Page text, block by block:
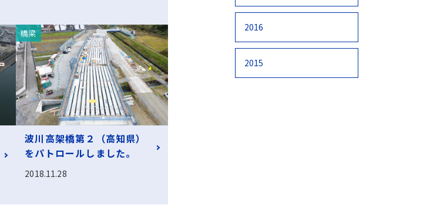
橋梁
波川高架橋第２（高知県）
をパトロールしました。
2018.11.28
2016
2015